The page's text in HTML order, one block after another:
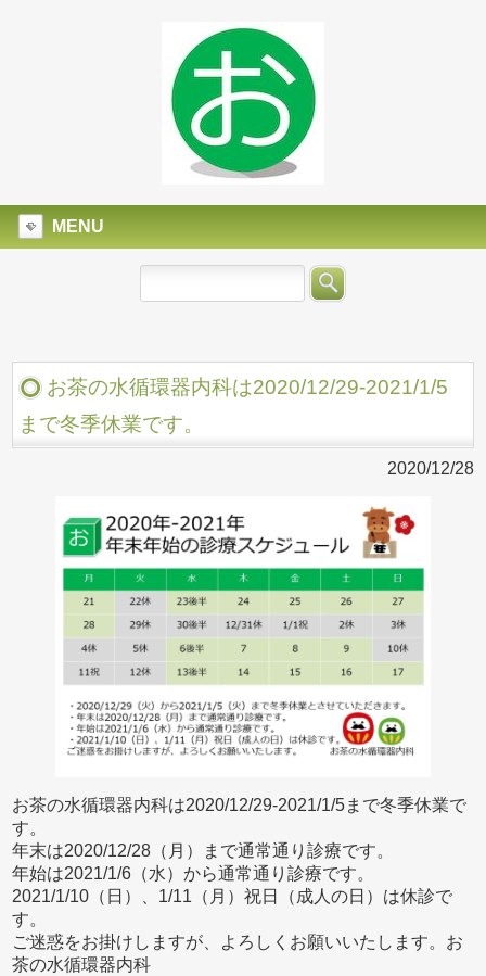
MENU
お茶の水循環器内科は2020/12/29-2021/1/5
まで冬季休業です。
2020/12/28
お茶の水循環器内科は2020/12/29-2021/1/5まで冬季休業で
す。
年末は2020/12/28（月）まで通常通り診療です。
年始は2021/1/6（水）から通常通り診療です。
2021/1/10（日）、1/11（月）祝日（成人の日）は休診で
す。
ご迷惑をお掛けしますが、よろしくお願いいたします。お
茶の水循環器内科